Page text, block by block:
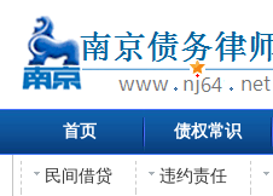
首页 债权常识
民间借贷 违约责任